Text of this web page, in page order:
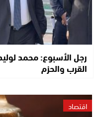
رجل الأسبوع: محمد
القرب والحزم
اقتصاد